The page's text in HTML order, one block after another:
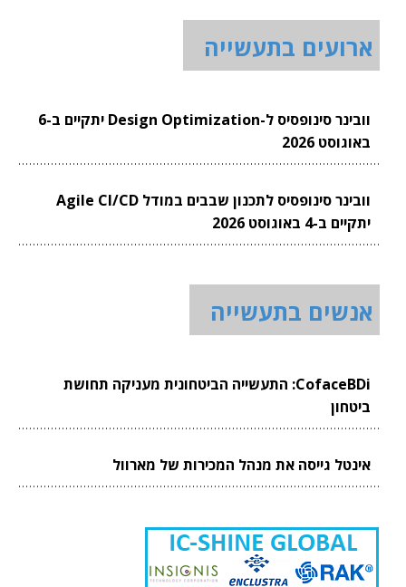
ארועים בתעשייה
וובינר סינופסיס ל-Design Optimization יתקיים ב-6
באוגוסט 2026
וובינר סינופסיס לתכנון שבבים במודל Agile CI/CD
יתקיים ב-4 באוגוסט 2026
אנשים בתעשייה
CofaceBDi: התעשייה הביטחונית מעניקה תחושת
ביטחון
אינטל גייסה את מנהל המכירות של מארוול